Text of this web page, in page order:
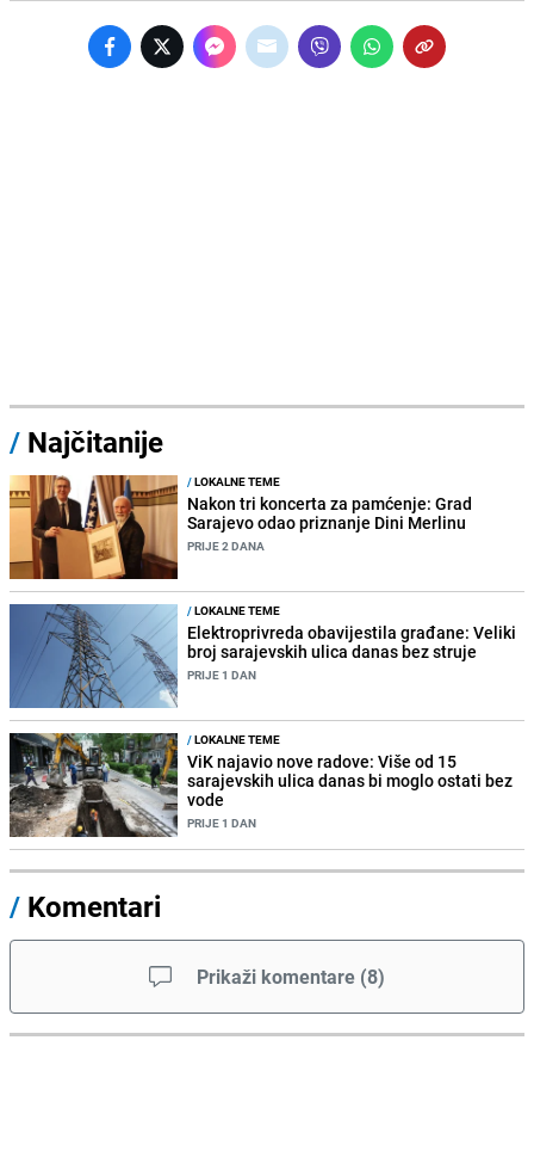
/ Najčitanije
/LOKALNE TEME
Nakon tri koncerta za pamćenje: Grad
Sarajevo odao priznanje Dini Merlinu
PRIJE 2 DANA
/LOKALNE TEME
Elektroprivreda obavijestila građane: Veliki
broj sarajevskih ulica danas bez struje
PRIJE 1 DAN
/LOKALNE TEME
ViK najavio nove radove: Više od 15
sarajevskih ulica danas bi moglo ostati bez
vode
PRIJE 1 DAN
/ Komentari
Prikaži komentare (8)